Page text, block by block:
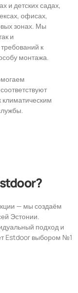
и детских садах,
офисах,
зонах. Мы
и
к
монтажа.
климатическим
— мы создаём
Эстонии.
подход и
Estdoor выбором №1